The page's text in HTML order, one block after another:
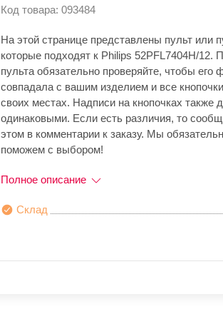
Код товара: 093484
На этой странице представлены пульт или
которые подходят к Philips 52PFL7404H/12.
пульта обязательно проверяйте, чтобы его
совпадала с вашим изделием и все
своих местах. Надписи на кнопочках также
одинаковыми. Если есть различия, то
этом в комментарии к заказу. Мы
поможем с выбором!
Полное описание
Склад